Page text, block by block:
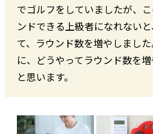
でゴルフをしていましたが、
ンドできる上級者になれない
て、ラウンド数を増やしまし
に、どうやってラウンド数を
と思います。